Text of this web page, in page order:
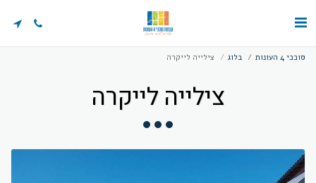
סוככי 4 העונות בלוג צילייה לייקרה
צילייה לייקרה